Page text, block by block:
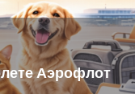
Аэрофлот